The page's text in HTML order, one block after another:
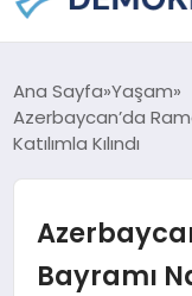
GÜNDEM
EKONOMI
SPOR
Ana Sayfa Yaşam
Azerbaycan’da
Katılımla Kılındı
Bayramı